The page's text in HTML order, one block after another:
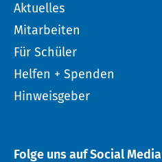
Aktuelles
Mitarbeiten
Für Schüler
Helfen + Spenden
Hinweisgeber
Folge uns auf Social Media